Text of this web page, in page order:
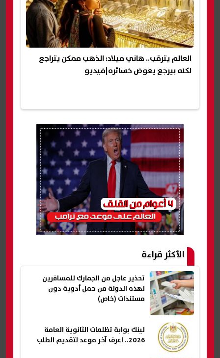
العالم يترقب.. هاني ميلاد: الذهب ممكن يتراجع
لكنه بيرجع يعوض خسائره|فيديو
الأكثر قراءة
تحذير عاجل من الجمارك للمسافرين
لهذه الدولة من حمل أدوية دون
مستندات (خاص)
لينك بوابة تظلمات الثانوية العامة
2026.. اعرف آخر موعد لتقديم الطلب